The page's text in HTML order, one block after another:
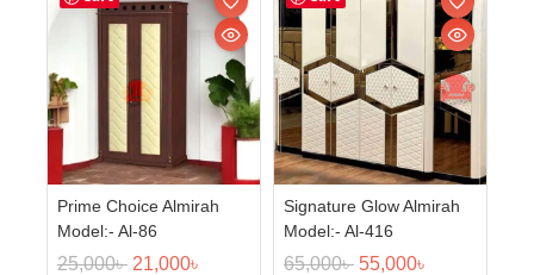
Prime Choice Almirah
Model:- Al-86
25,000৳ 21,000৳
Signature Glow Almirah
Model:- Al-416
65,000৳ 55,000৳